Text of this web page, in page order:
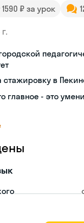
1590 ₽ за урок
стажировку в
главное - это